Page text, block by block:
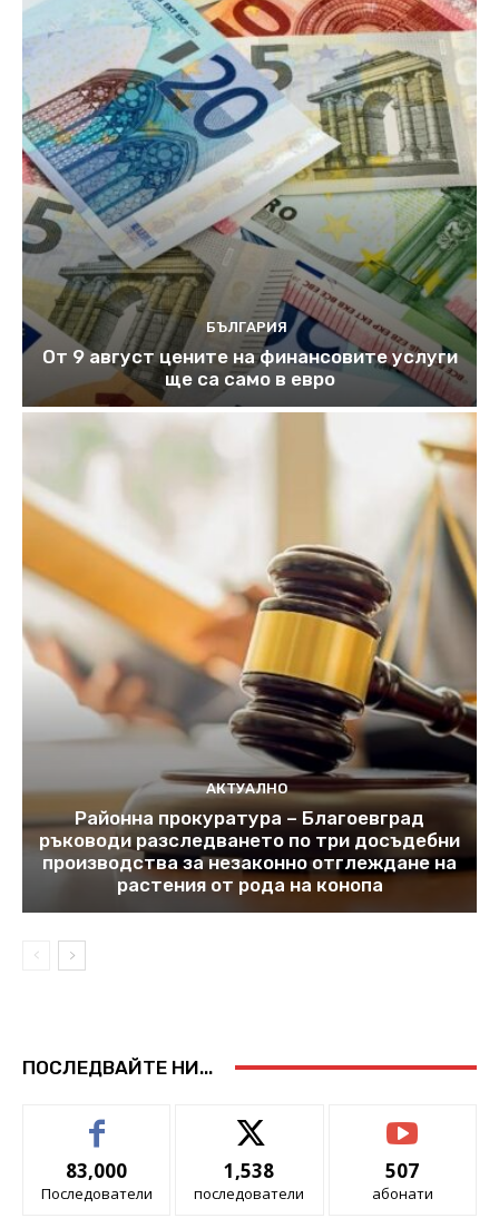
БЪЛГАРИЯ
От 9 август цените на финансовите услуги
ще са само в евро
АКТУАЛНО
Районна прокуратура – Благоевград
ръководи разследването по три досъдебни
производства за незаконно отглеждане на
растения от рода на конопа
ПОСЛЕДВАЙТЕ НИ...
83,000
Последователи
1,538
последователи
507
абонати